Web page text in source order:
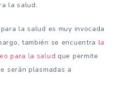
la salud.
la salud es muy invocada
también se encuentra la
para la salud que permite
serán plasmadas a